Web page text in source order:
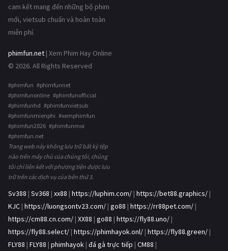
cam kết mang đến những bộ phim
mới, vietsub chuẩn và hoàn toàn
miễn phí.
phimfun.net | Xem Phim Hay Online
© 2026. All Rights Reserved
#phimfun #phimfunnet
#phimfunonline #phimfunofficial
#phimfunhd #phimfunvietsub
#phimfunmienphi #xemphimfun
#phimfun2026 #phimfunmoi
#phimfun.net
Trang web này không lưu trữ bất kỳ tệp
nào trên máy chủ của chúng tôi, chúng
tôi chỉ liên kết với phương tiện được lưu
trữ trên các dịch vụ của bên thứ 3.
Sv388 | Sv368 | xx88 | https://luphim.com/ | https://bet88.graphics/ |
KJC | https://luongsontv23.com/ | go88 | https://rr88pet.com/ |
https://cm88.cn.com/ | XX88 | go88 | https://fly88.uno/ |
https://fly88.select/ | https://phimhayok.onl/ | https://fly88.green/ |
FLY88 | FLY88 | phimhayok | đá gà trực tiếp | CM88 |